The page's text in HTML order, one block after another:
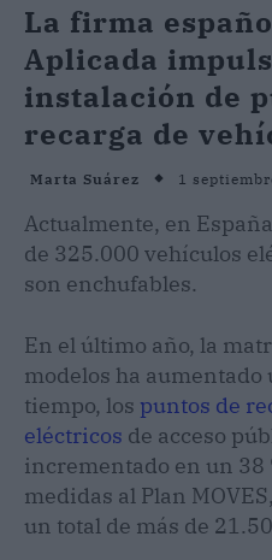
La firma
Aplicada
instalación de
recarga de
Marta Suárez 1
Actualmente, en
de 325.000 vehículos
son enchufables.
En el último año, la
modelos ha aumentado
tiempo, los puntos de
eléctricos de acceso
incrementado en un 38
medidas al Plan
un total de más de